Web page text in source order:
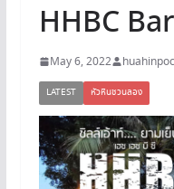
HHBC
May 6, 2022
LATEST หัวหินชวนลอง